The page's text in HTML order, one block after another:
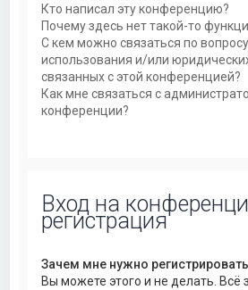
Кто написал эту конференцию?
Почему здесь нет такой-то
С кем можно связаться по
использования и/или
связанных с этой конференцией?
Как мне связаться с
конференции?
Вход на
регистрация
Зачем мне нужно
Вы можете этого и не делать. Всё